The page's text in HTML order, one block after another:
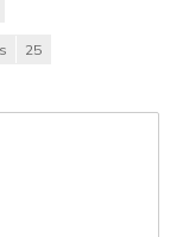
25